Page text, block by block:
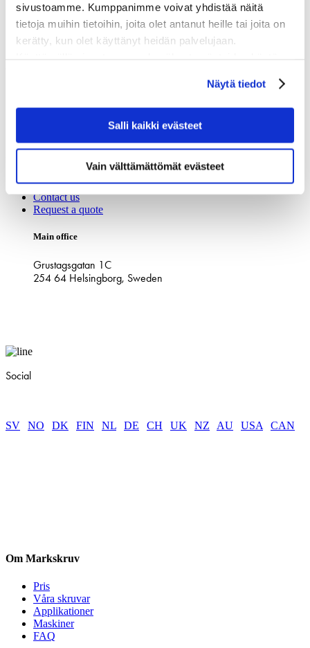
sivustoamme. Kumppanimme voivat yhdistää näitä
tietoja muihin tietoihin, joita olet antanut heille tai joita on
kerätty, kun olet käyttänyt heidän palvelujaan.
Näytä tiedot
Salli kaikki evästeet
Vain välttämättömät evästeet
Inspiration
Private
Business
Become partner
info@stopdigging.fi
Contact us
Request a quote
Main office
Grustagsgatan 1C
254 64 Helsingborg, Sweden
Social
SV NO DK FIN NL DE CH UK NZ AU USA| CAN
Om Markskruv
Pris
Våra skruvar
Applikationer
Maskiner
FAQ